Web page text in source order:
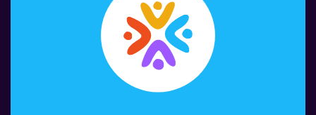
llevándola a un nivel completamente nuevo. Sumérgete
en una emocionante colección de desafíos que
estimulan tanto tu mente como tu cuerpo. 🧠 💪💥 5
niveles de dificultad para ajustarse a todos los niveles
de habilidad.💥 40 juegos únicos que mantienen la
emoción y la diversión.💥 2 salas disponibles,
incluyendo el modo combate para hasta 12 jugadores,
Reservar